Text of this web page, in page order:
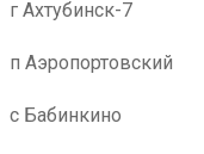
г Ахтубинск-7
п Аэропортовский
с Бабинкино